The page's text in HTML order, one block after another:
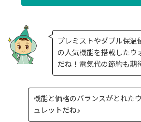
プレミストやダブル保温
の人気機能を搭載したウ
だね！電気代の節約も期
機能と価格のバランスがとれた
ュレットだね♪